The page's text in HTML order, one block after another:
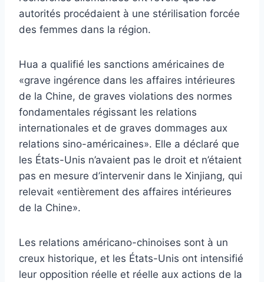
autorités procédaient à une stérilisation forcée
des femmes dans la région.
Hua a qualifié les sanctions américaines de
«grave ingérence dans les affaires intérieures
de la Chine, de graves violations des normes
fondamentales régissant les relations
internationales et de graves dommages aux
relations sino-américaines». Elle a déclaré que
les États-Unis n’avaient pas le droit et n’étaient
pas en mesure d’intervenir dans le Xinjiang, qui
relevait «entièrement des affaires intérieures
de la Chine».
Les relations américano-chinoises sont à un
creux historique, et les États-Unis ont intensifié
leur opposition réelle et réelle aux actions de la